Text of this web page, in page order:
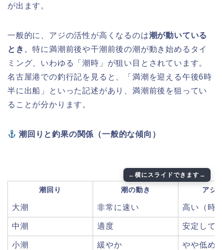
が出ます。
一般的に、アジの活性が高くなるのは潮が動いている
とき 。特に満潮前後や干潮前後の潮が動き始めるタイ
ミング、いわゆる「潮時」が狙い目とされています。
名古屋港での釣行記を見ると、「満潮を迎える午後6時
半に出船」といった記述があり、満潮前後を狙ってい
ることが分かります。
潮回りと釣果の関係（一般的な傾向）
潮回り 潮の動き アジ
大潮 非常に速い 高い（時
中潮 適度 安定して
小潮 緩やか やや低め